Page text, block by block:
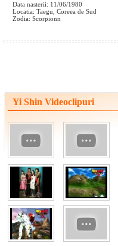
Data nasterii: 11/06/1980
Locatia: Taegu, Coreea de Sud
Zodia: Scorpionn
Yi Shin Videoclipuri